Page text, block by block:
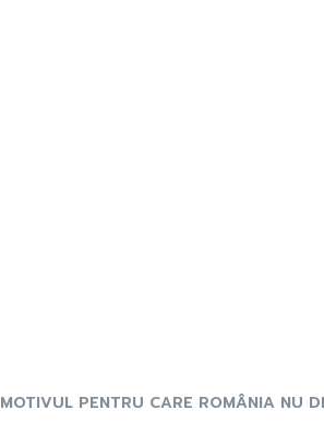
MOTIVUL PENTRU CARE ROMÂNIA NU